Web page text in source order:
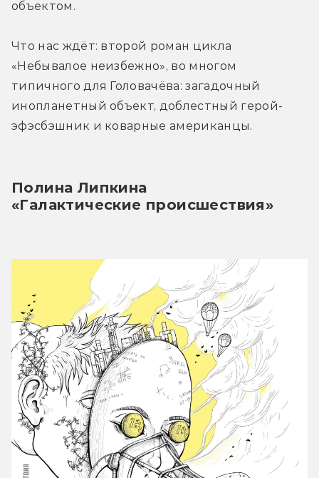
объектом.
Что нас ждёт: второй роман цикла
«Небывалое неизбежно», во многом
типичного для Головачёва: загадочный
инопланетный объект, доблестный герой-
эфэсбэшник и коварные американцы.
Полина Липкина
«Галактические происшествия»